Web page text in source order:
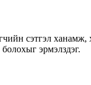
сэтгэл ханамж,
эрмэлздэг.